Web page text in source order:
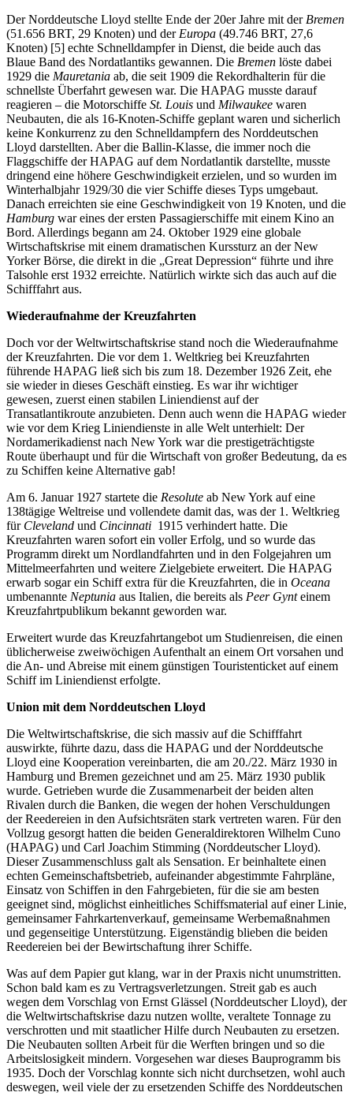
Der Norddeutsche Lloyd stellte Ende der 20er Jahre mit der Bremen
(51.656 BRT, 29 Knoten) und der Europa (49.746 BRT, 27,6
Knoten) [5] echte Schnelldampfer in Dienst, die beide auch das
Blaue Band des Nordatlantiks gewannen. Die Bremen löste dabei
1929 die Mauretania ab, die seit 1909 die Rekordhalterin für die
schnellste Überfahrt gewesen war. Die HAPAG musste darauf
reagieren – die Motorschiffe St. Louis und Milwaukee waren
Neubauten, die als 16-Knoten-Schiffe geplant waren und sicherlich
keine Konkurrenz zu den Schnelldampfern des Norddeutschen
Lloyd darstellten. Aber die Ballin-Klasse, die immer noch die
Flaggschiffe der HAPAG auf dem Nordatlantik darstellte, musste
dringend eine höhere Geschwindigkeit erzielen, und so wurden im
Winterhalbjahr 1929/30 die vier Schiffe dieses Typs umgebaut.
Danach erreichten sie eine Geschwindigkeit von 19 Knoten, und die
Hamburg war eines der ersten Passagierschiffe mit einem Kino an
Bord. Allerdings begann am 24. Oktober 1929 eine globale
Wirtschaftskrise mit einem dramatischen Kurssturz an der New
Yorker Börse, die direkt in die „Great Depression“ führte und ihre
Talsohle erst 1932 erreichte. Natürlich wirkte sich das auch auf die
Schifffahrt aus.
Wiederaufnahme der Kreuzfahrten
Doch vor der Weltwirtschaftskrise stand noch die Wiederaufnahme
der Kreuzfahrten. Die vor dem 1. Weltkrieg bei Kreuzfahrten
führende HAPAG ließ sich bis zum 18. Dezember 1926 Zeit, ehe
sie wieder in dieses Geschäft einstieg. Es war ihr wichtiger
gewesen, zuerst einen stabilen Liniendienst auf der
Transatlantikroute anzubieten. Denn auch wenn die HAPAG wieder
wie vor dem Krieg Liniendienste in alle Welt unterhielt: Der
Nordamerikadienst nach New York war die prestigeträchtigste
Route überhaupt und für die Wirtschaft von großer Bedeutung, da es
zu Schiffen keine Alternative gab!
Am 6. Januar 1927 startete die Resolute ab New York auf eine
138tägige Weltreise und vollendete damit das, was der 1. Weltkrieg
für Cleveland und Cincinnati 1915 verhindert hatte. Die
Kreuzfahrten waren sofort ein voller Erfolg, und so wurde das
Programm direkt um Nordlandfahrten und in den Folgejahren um
Mittelmeerfahrten und weitere Zielgebiete erweitert. Die HAPAG
erwarb sogar ein Schiff extra für die Kreuzfahrten, die in Oceana
umbenannte Neptunia aus Italien, die bereits als Peer Gynteinem
Kreuzfahrtpublikum bekannt geworden war.
Erweitert wurde das Kreuzfahrtangebot um Studienreisen, die einen
üblicherweise zweiwöchigen Aufenthalt an einem Ort vorsahen und
die An- und Abreise mit einem günstigen Touristenticket auf einem
Schiff im Liniendienst erfolgte.
Union mit dem Norddeutschen Lloyd
Die Weltwirtschaftskrise, die sich massiv auf die Schifffahrt
auswirkte, führte dazu, dass die HAPAG und der Norddeutsche
Lloyd eine Kooperation vereinbarten, die am 20./22. März 1930 in
Hamburg und Bremen gezeichnet und am 25. März 1930 publik
wurde. Getrieben wurde die Zusammenarbeit der beiden alten
Rivalen durch die Banken, die wegen der hohen Verschuldungen
der Reedereien in den Aufsichtsräten stark vertreten waren. Für den
Vollzug gesorgt hatten die beiden Generaldirektoren Wilhelm Cuno
(HAPAG) und Carl Joachim Stimming (Norddeutscher Lloyd).
Dieser Zusammenschluss galt als Sensation. Er beinhaltete einen
echten Gemeinschaftsbetrieb, aufeinander abgestimmte Fahrpläne,
Einsatz von Schiffen in den Fahrgebieten, für die sie am besten
geeignet sind, möglichst einheitliches Schiffsmaterial auf einer Linie,
gemeinsamer Fahrkartenverkauf, gemeinsame Werbemaßnahmen
und gegenseitige Unterstützung. Eigenständig blieben die beiden
Reedereien bei der Bewirtschaftung ihrer Schiffe.
Was auf dem Papier gut klang, war in der Praxis nicht unumstritten.
Schon bald kam es zu Vertragsverletzungen. Streit gab es auch
wegen dem Vorschlag von Ernst Glässel (Norddeutscher Lloyd), der
die Weltwirtschaftskrise dazu nutzen wollte, veraltete Tonnage zu
verschrotten und mit staatlicher Hilfe durch Neubauten zu ersetzen.
Die Neubauten sollten Arbeit für die Werften bringen und so die
Arbeitslosigkeit mindern. Vorgesehen war dieses Bauprogramm bis
1935. Doch der Vorschlag konnte sich nicht durchsetzen, wohl auch
deswegen, weil viele der zu ersetzenden Schiffe des Norddeutschen